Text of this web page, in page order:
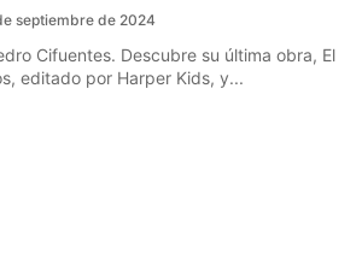
septiembre de 2024
Cifuentes. Descubre su última obra, El
editado por Harper Kids, y...